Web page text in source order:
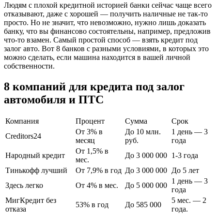
Людям с плохой кредитной историей банки сейчас чаще всего
отказывают, даже с хорошей — получить наличные не так-то
просто. Но не значит, что невозможно, нужно лишь доказать
банку, что вы финансово состоятельны, например, предложив
что-то взамен. Самый простой способ — взять кредит под
залог авто. Вот 8 банков с разными условиями, в которых это
можно сделать, если машина находится в вашей личной
собственности.
8 компаний для кредита под залог
автомобиля и ПТС
Компания Процент Сумма
Срок
Creditors24
От 3% в
месяц
До 10 млн.
руб.
1 день — 3
года
Народный кредит
От 1,5% в
мес.
До 3 000 000 1-3 года
Тинькофф лучший
От 7,9% в год До 3 000 000 До 5 лет
Здесь легко
От 4% в мес. До 5 000 000
1 день — 3
года
МигКредит без
отказа
53% в год До 585 000
5 мес. — 2
года.